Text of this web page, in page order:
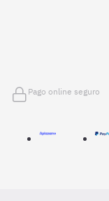
Pago online seguro